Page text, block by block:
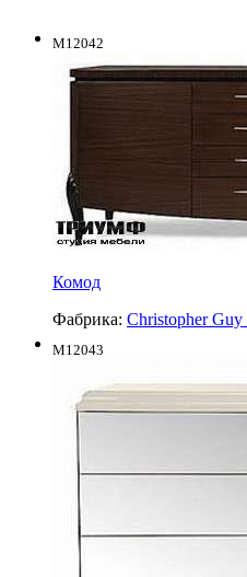
M12042
Комод
Фабрика: Christopher
M12043